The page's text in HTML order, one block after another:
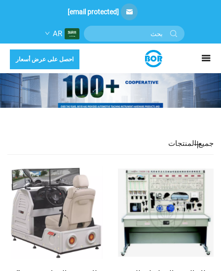
[email protected]
AR
احصل على عرض أسعار
جميع المنتجات